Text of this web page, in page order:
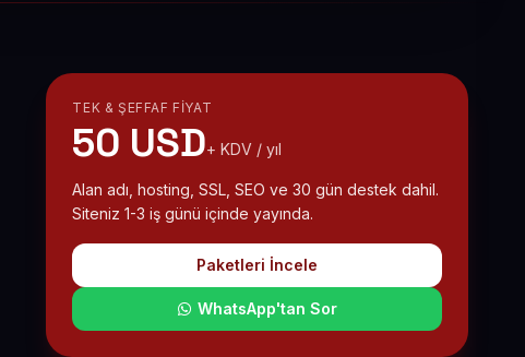
TEK & ŞEFFAF FIYAT
50 USD+ KDV / yıl
Alan adı, hosting, SSL, SEO ve 30 gün destek dahil.
Siteniz 1-3 iş günü içinde yayında.
Paketleri İncele
WhatsApp'tan Sor